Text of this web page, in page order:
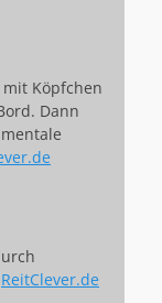
Köpfchen
Dann
ReitClever.de